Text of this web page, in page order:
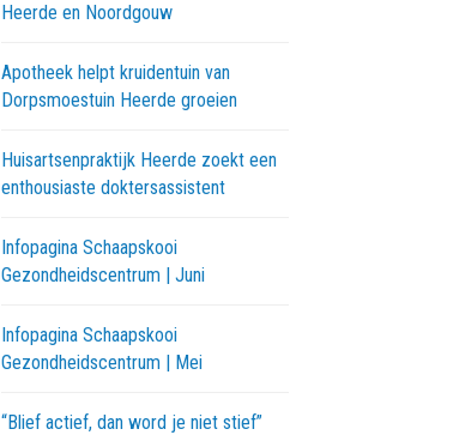
Heerde en Noordgouw
Apotheek helpt kruidentuin van
Dorpsmoestuin Heerde groeien
Huisartsenpraktijk Heerde zoekt een
enthousiaste doktersassistent
Infopagina Schaapskooi
Gezondheidscentrum | Juni
Infopagina Schaapskooi
Gezondheidscentrum | Mei
“Blief actief, dan word je niet stief”